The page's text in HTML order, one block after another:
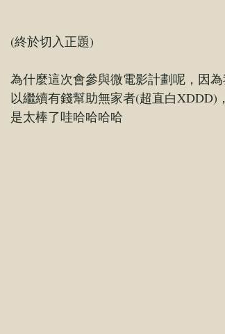
(終於切入正題)
為什麼這次會參與微電影計劃呢，因
以繼續有錢幫助無家者(超直白
是太棒了哇哈哈哈哈